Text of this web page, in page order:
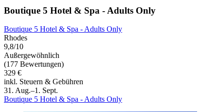
Boutique 5 Hotel & Spa - Adults Only
Boutique 5 Hotel & Spa - Adults Only
Rhodes
9,8/10
Außergewöhnlich
(177 Bewertungen)
329 €
inkl. Steuern & Gebühren
31. Aug.–1. Sept.
Boutique 5 Hotel & Spa - Adults Only